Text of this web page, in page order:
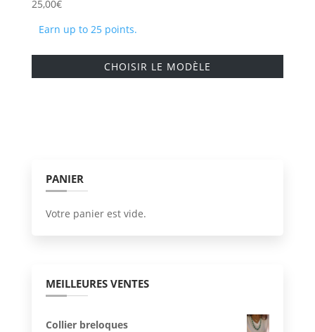
25,00€
Earn up to 25 points.
CHOISIR LE MODÈLE
Ce
PANIER
Votre panier est vide.
MEILLEURES VENTES
Collier breloques